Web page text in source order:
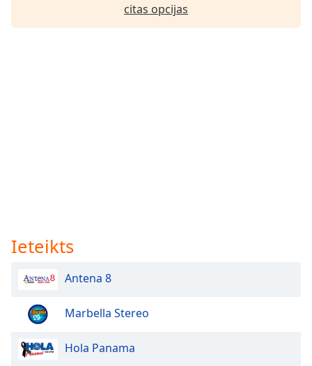
citas opcijas
Ieteikts
Antena 8
Marbella Stereo
Hola Panama